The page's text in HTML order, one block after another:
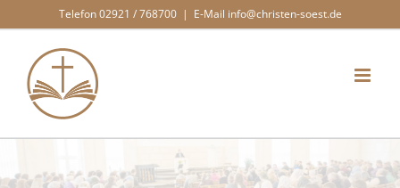
springen
Telefon 02921 / 768700 | E-Mail info@christen-soest.de